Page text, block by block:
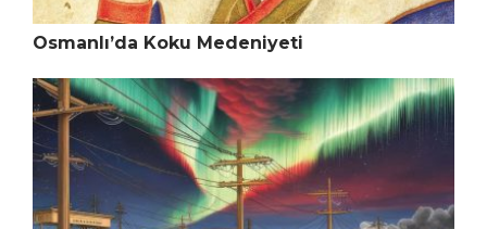
Osmanlı’da Koku Medeniyeti